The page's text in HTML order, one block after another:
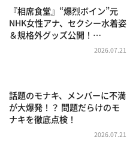
『相席食堂』“爆烈ボイン”元
NHK女性アナ、セクシー水着姿
＆規格外グッズ公開！…
2026.07.21
話題のモナキ、メンバーに不満
が大爆発！？ 問題だらけのモ
ナキを徹底点検！
2026.07.21